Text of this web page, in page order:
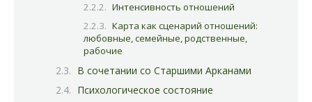
Интенсивность отношений
Карта как сценарий отношений:
любовные, семейные, родственные,
рабочие
В сочетании со Старшими Арканами
Психологическое состояние